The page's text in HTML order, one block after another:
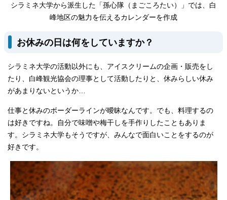
シラミネ大学から派生した「孫心隊（まごころたい）」では、白
峰地区の魅力を伝えるカレンダーを作成
お休みの日は何をしていますか？
シラミネ大学の活動以外にも、アイスクリームの企画・販売をし
たり、白峰観光協会の理事として活動したりと、休みらしい休み
があまりないというか…
仕事と休みのボーダーラインが曖昧なんです。でも、料理するの
は好きですね。自分で味噌や梅干しを手作りしたこともありま
す。シラミネ大学もそうですが、みんなで面白いことをするのが
好きです。